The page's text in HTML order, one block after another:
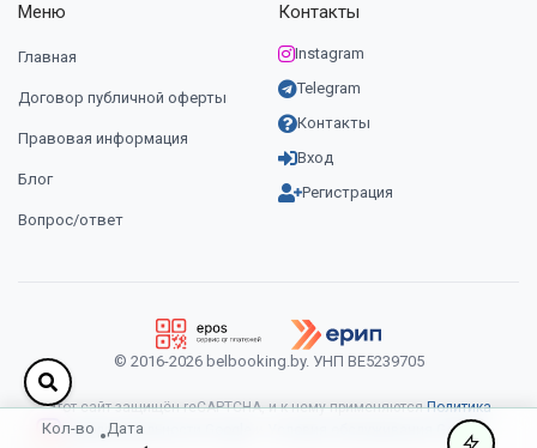
Кол-во •Дата
Меню
Главная
Договор публичной оферты
Правовая информация
Блог
Вопрос/ответ
Контакты
Instagram
Telegram
Контакты
Вход
Регистрация
© 2016-2026 belbooking.by. УНП ВЕ5239705
Этот сайт защищён reCAPTCHA, и к нему применяютсяПолитика
конфиденциальности Google
Условия обслуживания Google.